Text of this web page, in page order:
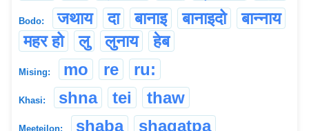
Bodo: जथाय दा बानाइ बानाइदो
बान्नाय
महर हो
लु लुनाय हेब
Mising: mo re ru:
Khasi: shna tei thaw
Meeteilon: shaba
shagatpa